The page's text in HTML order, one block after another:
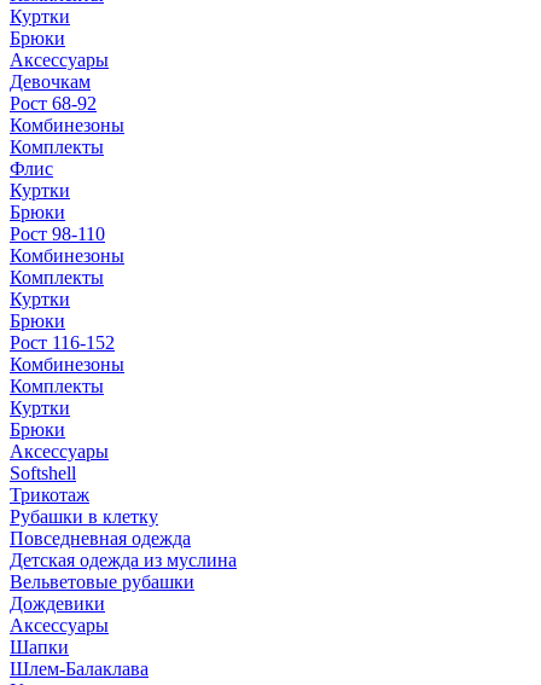
Куртки
Брюки
Аксессуары
Девочкам
Рост 68-92
Комбинезоны
Комплекты
Флис
Куртки
Брюки
Рост 98-110
Комбинезоны
Комплекты
Куртки
Брюки
Рост 116-152
Комбинезоны
Комплекты
Куртки
Брюки
Аксессуары
Softshell
Трикотаж
Рубашки в клетку
Повседневная одежда
Детская одежда из муслина
Вельветовые рубашки
Дождевики
Аксессуары
Шапки
Шлем-Балаклава